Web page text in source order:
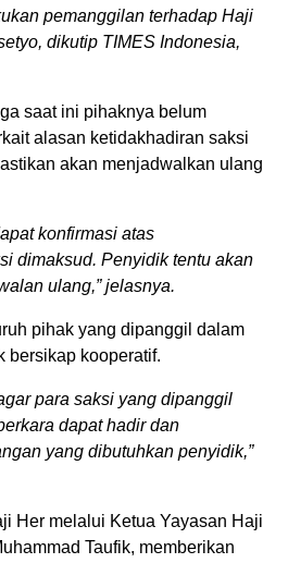
pemanggilan terhadap Haji
dikutip TIMES Indonesia,
saat ini pihaknya belum
alasan ketidakhadiran saksi
akan menjadwalkan ulang
konfirmasi atas
dimaksud. Penyidik tentu akan
ulang,” jelasnya.
pihak yang dipanggil dalam
bersikap kooperatif.
para saksi yang dipanggil
dapat hadir dan
yang dibutuhkan penyidik,”
Her melalui Ketua Yayasan Haji
Taufik, memberikan